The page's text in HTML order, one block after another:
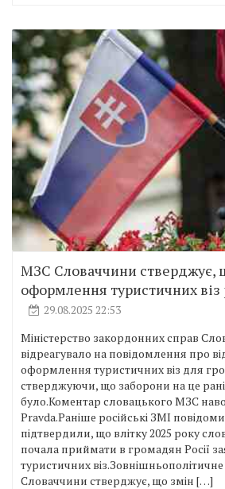
МЗС Словаччини стверджує,
оформлення туристичних віз
29.08.2025 22:53
Міністерство закордонних справ
відреагувало на повідомлення про
оформлення туристичних віз для
стверджуючи, що заборони на це
було.Коментар словацького МЗС
Pravda.Раніше російські ЗМІ
підтвердили, що влітку 2025 року
почала приймати в громадян Росії
туристичних
Словаччини стверджує, що змін […]